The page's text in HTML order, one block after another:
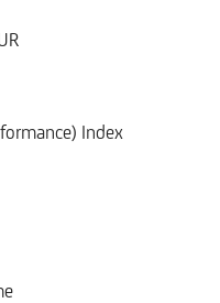
Index